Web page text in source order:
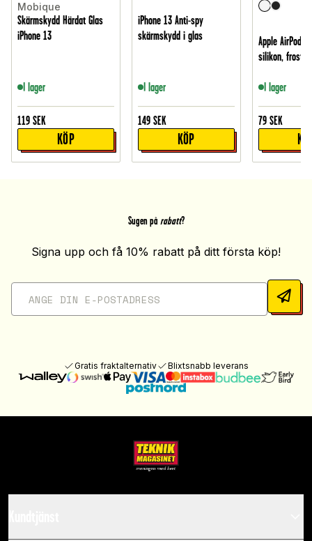
Mobique
Skärmskydd Härdat Glas
iPhone 13
I lager
119 SEK
KÖP
iPhone 13 Anti-spy
skärmskydd i glas
I lager
149 SEK
KÖP
Apple AirPods
silikon,
I lager
79 SEK
Sugen på rabatt?
Signa upp och få 10% rabatt på ditt första köp!
Gratis fraktalternativ Blixtsnabb leverans